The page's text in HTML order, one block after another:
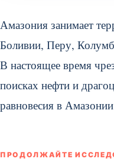
Амазония занимает
Боливии, Перу,
В настоящее время
поисках нефти и
равновесия в
ПРОДОЛЖАЙТЕ